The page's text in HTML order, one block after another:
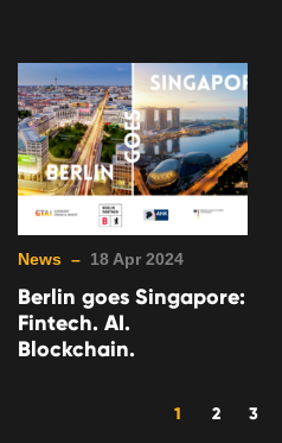
News – 18 Apr 2024
Berlin goes Singapore:
Fintech. AI.
Blockchain.
1 2 3